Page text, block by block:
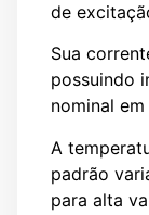
de
Sua
possuindo
nominal
A
padrão
para alta